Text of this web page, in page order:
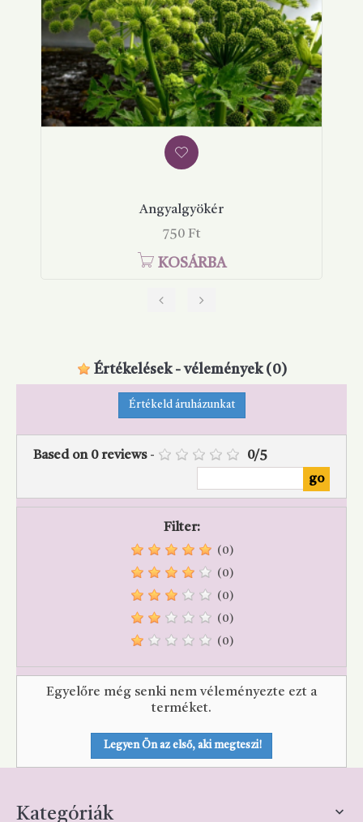
Angyalgyökér
Ár
750 Ft
KOSÁRBA
Értékelések - vélemények (0)
Értékeld áruházunkat
Based on 0reviews - 0/5
Filter:
(0)
(0)
(0)
(0)
(0)
Egyelőre még senki nem véleményezte ezt a
terméket.
Legyen Ön az első, aki megteszi!
Kategóriák 